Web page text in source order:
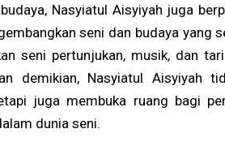
Nasyiatul Aisyiyah juga
seni dan budaya yang
seni pertunjukan, musik, dan
demikian, Nasyiatul Aisyiyah
juga membuka ruang bagi
dunia seni.